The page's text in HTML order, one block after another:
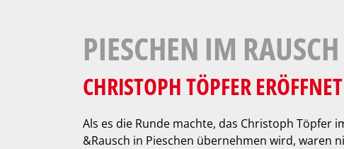
PIESCHEN IM RAUSCH
CHRISTOPH TÖPFER
Als es die Runde machte, das Christoph Töpfer
&Rausch in Pieschen übernehmen wird, waren